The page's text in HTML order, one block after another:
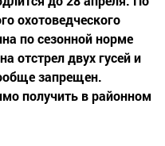
охотоведческого
по сезонной норме
отстрел двух гусей и
запрещен.
получить в районном